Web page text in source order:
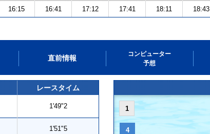
16:15 16:41 17:12 17:41 18:11 18:43
直前情報
コンピューター
予想
レースタイム
1'49"2
1'51"5
1
4